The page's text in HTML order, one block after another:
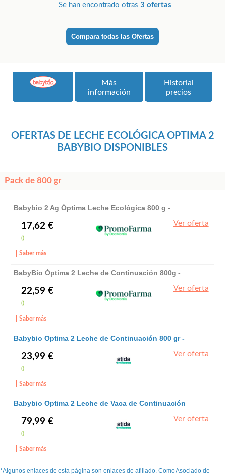
Se han encontrado otras3 ofertas
Compara todas las Ofertas
Más
información
Historial
precios
OFERTAS DE LECHE ECOLÓGICA OPTIMA 2
BABYBIO DISPONIBLES
Pack de 800 gr
Babybio 2 Ag Óptima Leche Ecológica 800 g -
Saber más
17,62 €
()
Ver oferta
BabyBio Óptima 2 Leche de Continuación 800g -
Saber más
22,59 €
()
Ver oferta
Babybio Optima 2 Leche de Continuación 800 gr -
Saber más
23,99 €
()
Ver oferta
Babybio Optima 2 Leche de Vaca de Continuación
Saber más
79,99 €
()
Ver oferta
*Algunos enlaces de esta página son enlaces de afiliado. Como Asociado de